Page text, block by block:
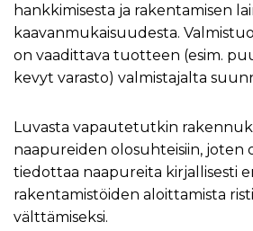
hankkimisesta ja rakentamisen
kaavanmukaisuudesta.
on vaadittava tuotteen (esim.
kevyt varasto) valmistajalta
Luvasta vapautetutkin
naapureiden olosuhteisiin, joten
tiedottaa naapureita kirjallisesti
rakentamistöiden aloittamista
välttämiseksi.